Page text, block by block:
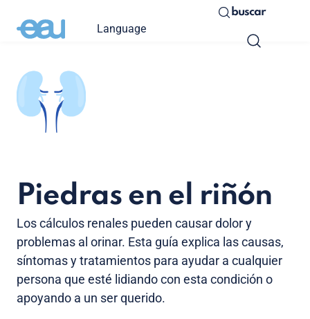
Language
buscar
Piedras en el riñón
Los cálculos renales pueden causar dolor y
problemas al orinar. Esta guía explica las causas,
síntomas y tratamientos para ayudar a cualquier
persona que esté lidiando con esta condición o
apoyando a un ser querido.